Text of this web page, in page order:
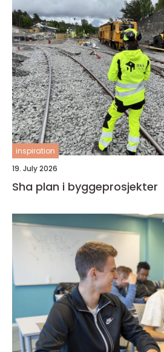
inspiration
19. July 2026
Sha plan i byggeprosjekter